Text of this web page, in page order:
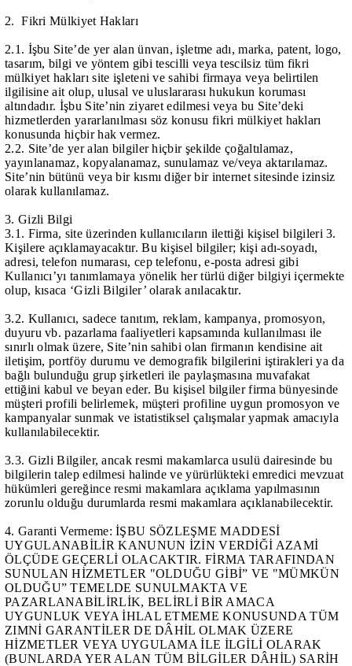
2. Fikri Mülkiyet Hakları
2.1. İşbu Site’de yer alan ünvan, işletme adı, marka, patent, logo,
tasarım, bilgi ve yöntem gibi tescilli veya tescilsiz tüm fikri
mülkiyet hakları site işleteni ve sahibi firmaya veya belirtilen
ilgilisine ait olup, ulusal ve uluslararası hukukun koruması
altındadır. İşbu Site’nin ziyaret edilmesi veya bu Site’deki
hizmetlerden yararlanılması söz konusu fikri mülkiyet hakları
konusunda hiçbir hak vermez.
2.2. Site’de yer alan bilgiler hiçbir şekilde çoğaltılamaz,
yayınlanamaz, kopyalanamaz, sunulamaz ve/veya aktarılamaz.
Site’nin bütünü veya bir kısmı diğer bir internet sitesinde izinsiz
olarak kullanılamaz.
3. Gizli Bilgi
3.1. Firma, site üzerinden kullanıcıların ilettiği kişisel bilgileri 3.
Kişilere açıklamayacaktır. Bu kişisel bilgiler; kişi adı-soyadı,
adresi, telefon numarası, cep telefonu, e-posta adresi gibi
Kullanıcı’yı tanımlamaya yönelik her türlü diğer bilgiyi içermekte
olup, kısaca ‘Gizli Bilgiler’ olarak anılacaktır.
3.2. Kullanıcı, sadece tanıtım, reklam, kampanya, promosyon,
duyuru vb. pazarlama faaliyetleri kapsamında kullanılması ile
sınırlı olmak üzere, Site’nin sahibi olan firmanın kendisine ait
iletişim, portföy durumu ve demografik bilgilerini iştirakleri ya da
bağlı bulunduğu grup şirketleri ile paylaşmasına muvafakat
ettiğini kabul ve beyan eder. Bu kişisel bilgiler firma bünyesinde
müşteri profili belirlemek, müşteri profiline uygun promosyon ve
kampanyalar sunmak ve istatistiksel çalışmalar yapmak amacıyla
kullanılabilecektir.
3.3. Gizli Bilgiler, ancak resmi makamlarca usulü dairesinde bu
bilgilerin talep edilmesi halinde ve yürürlükteki emredici mevzuat
hükümleri gereğince resmi makamlara açıklama yapılmasının
zorunlu olduğu durumlarda resmi makamlara açıklanabilecektir.
4. Garanti Vermeme: İŞBU SÖZLEŞME MADDESİ
UYGULANABİLİR KANUNUN İZİN VERDİĞİ AZAMİ
ÖLÇÜDE GEÇERLİ OLACAKTIR. FİRMA TARAFINDAN
SUNULAN HİZMETLER "OLDUĞU GİBİ” VE "MÜMKÜN
OLDUĞU” TEMELDE SUNULMAKTA VE
PAZARLANABİLİRLİK, BELİRLİ BİR AMACA
UYGUNLUK VEYA İHLAL ETMEME KONUSUNDA TÜM
ZIMNİ GARANTİLER DE DÂHİL OLMAK ÜZERE
HİZMETLER VEYA UYGULAMA İLE İLGİLİ OLARAK
(BUNLARDA YER ALAN TÜM BİLGİLER DÂHİL) SARİH